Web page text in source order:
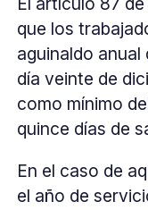
que los
aguinaldo anual
día veinte de
como mínimo
quince días de
En el caso de
el año de